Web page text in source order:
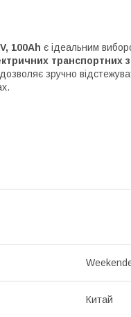
100Ah є ідеальним
транспортних
дозволяє зручно
Китай